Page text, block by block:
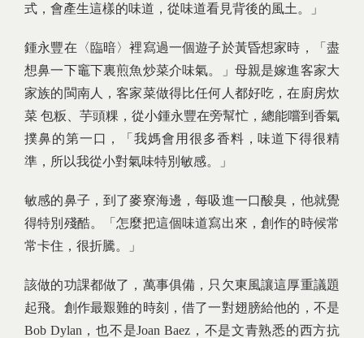
式，會產生這樣的味道，從味道看見背後的風土。」
鍾永豐在〈臨暗〉裡寫過一個遊子於黃昏想家時，「盡
想鼻一下竈下裏煎魚炒菜介味氣。」母親是嫁進客家大
家族的閩南人，客家菜做得比任何人都好吃，在廚房炊
菜 包粄、芋頭粿，從小鍾永豐在旁幫忙，總能嚐到香氣
撲鼻的第一口，「我媽會用很多香料，味道下得很精
準，所以我從小對氣味特別敏感。」
敏感的鼻子，到了麥寮海邊，每吸進一口酸臭，他就覺
得特別殘酷。「怎麼把這個味道寫出來，創作的時候常
常卡住，很折騰。」
該做的功課都做了，萬事俱備，只欠東風讓這厚重議題
起飛。創作最艱難的時刻，借了一對翅膀給他的，不是
Bob Dylan，也不是Joan Baez，不是文青熟悉的西方抗